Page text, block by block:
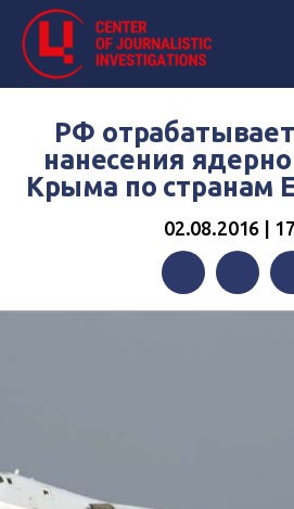
РФ
нанесения
Крыма по странам
02.08.2016 |
FacebookTwitter